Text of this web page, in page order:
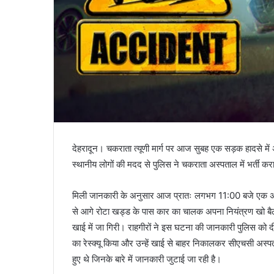
देहरादून। चकराता त्यूणी मार्ग पर आज सुबह एक सड़क हादसे में
स्थानीय लोगों की मदद से पुलिस ने चकराता अस्पताल में भर्ती
मिली जानकारी के अनुसार आज प्रातः लगभग 11:00 बजे एक
से आगे रोटा खड्ड के पास कार का चालक अपना नियंत्रण खो
खाई में जा गिरी। राहगीरों ने इस घटना की जानकारी पुलिस
का रेस्क्यू किया और उन्हें खाई से बाहर निकालकर सीएचसी
हुए थे जिनके बारे में जानकारी जुटाई जा रही है।